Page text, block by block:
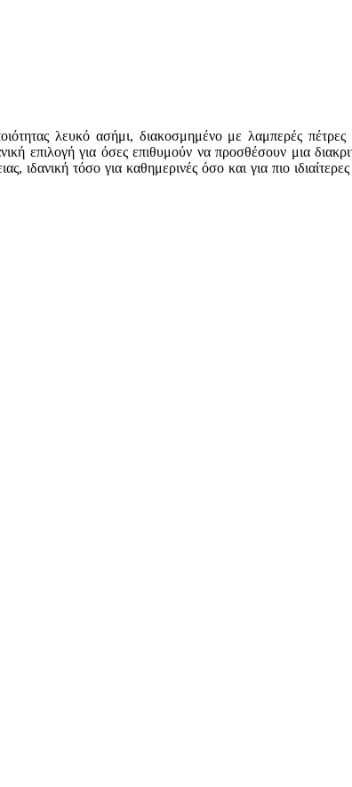
λευκό ασήμι, διακοσμημένο με λαμπερές
επιλογή για όσες επιθυμούν να προσθέσουν μια
τόσο για καθημερινές όσο και για πιο